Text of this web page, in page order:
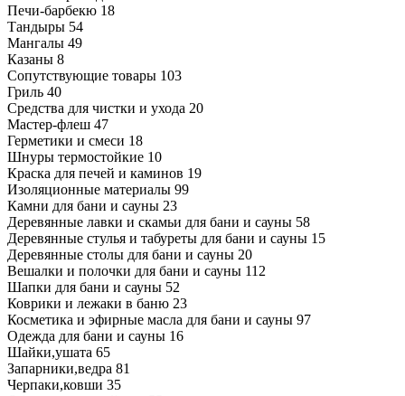
Печи-барбекю 18
Тандыры 54
Мангалы 49
Казаны 8
Сопутствующие товары 103
Гриль 40
Средства для чистки и ухода 20
Мастер-флеш 47
Герметики и смеси 18
Шнуры термостойкие 10
Краска для печей и каминов 19
Изоляционные материалы 99
Камни для бани и сауны 23
Деревянные лавки и скамьи для бани и сауны 58
Деревянные стулья и табуреты для бани и сауны 15
Деревянные столы для бани и сауны 20
Вешалки и полочки для бани и сауны 112
Шапки для бани и сауны 52
Коврики и лежаки в баню 23
Косметика и эфирные масла для бани и сауны 97
Одежда для бани и сауны 16
Шайки,ушата 65
Запарники,ведра 81
Черпаки,ковши 35